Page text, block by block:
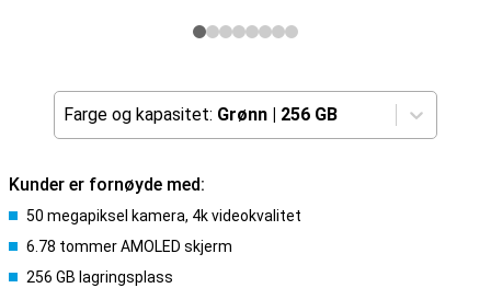
Farge og kapasitet: Grønn | 256 GB
Kunder er fornøyde med:
50 megapiksel kamera, 4k videokvalitet
6.78 tommer AMOLED skjerm
256 GB lagringsplass